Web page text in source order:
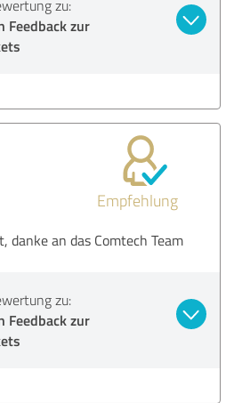
zu:
Feedback zur
Empfehlung
danke an das Comtech Team
zu:
Feedback zur